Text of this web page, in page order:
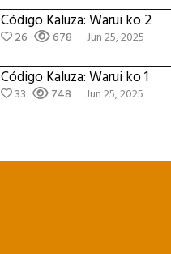
Código Kaluza: Warui ko 2
26 678 Jun 25, 2025
Código Kaluza: Warui ko 1
33 748 Jun 25, 2025